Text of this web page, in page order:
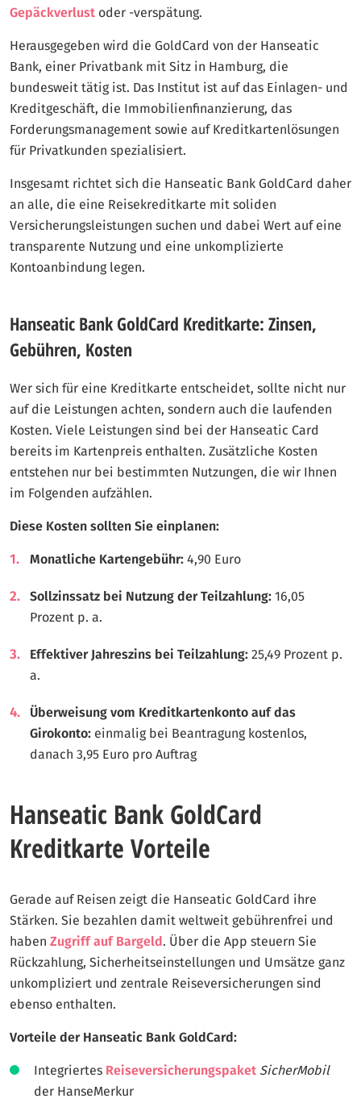
Gepäckverlust oder -verspätung.
Herausgegeben wird die GoldCard von der Hanseatic
Bank, einer Privatbank mit Sitz in Hamburg, die
bundesweit tätig ist. Das Institut ist auf das Einlagen- und
Kreditgeschäft, die Immobilienfinanzierung, das
Forderungsmanagement sowie auf Kreditkartenlösungen
für Privatkunden spezialisiert.
Insgesamt richtet sich die Hanseatic Bank GoldCard daher
an alle, die eine Reisekreditkarte mit soliden
Versicherungsleistungen suchen und dabei Wert auf eine
transparente Nutzung und eine unkomplizierte
Kontoanbindung legen.
Hanseatic Bank GoldCard Kreditkarte: Zinsen,
Gebühren, Kosten
Wer sich für eine Kreditkarte entscheidet, sollte nicht nur
auf die Leistungen achten, sondern auch die laufenden
Kosten. Viele Leistungen sind bei der Hanseatic Card
bereits im Kartenpreis enthalten. Zusätzliche Kosten
entstehen nur bei bestimmten Nutzungen, die wir Ihnen
im Folgenden aufzählen.
Diese Kosten sollten Sie einplanen:
Monatliche Kartengebühr: 4,90 Euro
Sollzinssatz bei Nutzung der Teilzahlung: 16,05
Prozent p. a.
Effektiver Jahreszins bei Teilzahlung: 25,49 Prozent p.
a.
Überweisung vom Kreditkartenkonto auf das
Girokonto: einmalig bei Beantragung kostenlos,
danach 3,95 Euro pro Auftrag
Hanseatic Bank GoldCard
Kreditkarte Vorteile
Gerade auf Reisen zeigt die Hanseatic GoldCard ihre
Stärken. Sie bezahlen damit weltweit gebührenfrei und
haben Zugriff auf Bargeld. Über die App steuern Sie
Rückzahlung, Sicherheitseinstellungen und Umsätze ganz
unkompliziert und zentrale Reiseversicherungen sind
ebenso enthalten.
Vorteile der Hanseatic Bank GoldCard:
Integriertes Reiseversicherungspaket SicherMobil
der HanseMerkur